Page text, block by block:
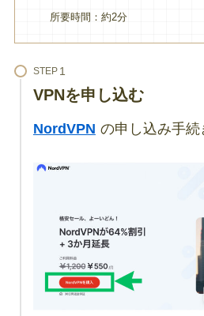
所要時間：約2分
STEP
VPNを申し込む
NordVPN の申し込み手続